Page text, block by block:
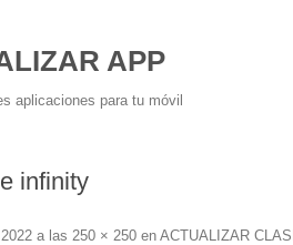
APP
aplicaciones para tu móvil
infinity
a las 250 × 250 en ACTUALIZAR